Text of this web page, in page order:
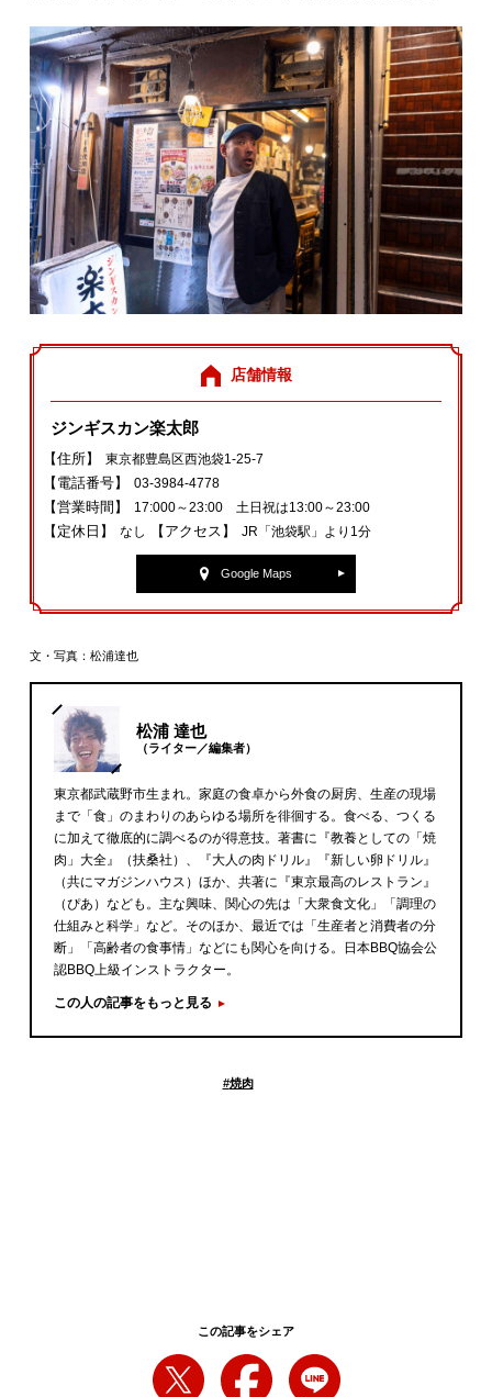
店舗情報
ジンギスカン楽太郎
【住所】 東京都豊島区西池袋1-25-7
【電話番号】 03-3984-4778
【営業時間】 17:000～23:00 土日祝は13:00～23:00
【定休日】 なし 【アクセス】 JR「池袋駅」より1分
Google Maps
文・写真：松浦達也
松浦 達也
（ライター／編集者）
東京都武蔵野市生まれ。家庭の食卓から外食の厨房、生産の現場
まで「食」のまわりのあらゆる場所を徘徊する。食べる、つくる
に加えて徹底的に調べるのが得意技。著書に『教養としての「焼
肉」大全』（扶桑社）、『大人の肉ドリル』『新しい卵ドリル』
（共にマガジンハウス）ほか、共著に『東京最高のレストラン』
（ぴあ）なども。主な興味、関心の先は「大衆食文化」「調理の
仕組みと科学」など。そのほか、最近では「生産者と消費者の分
断」「高齢者の食事情」などにも関心を向ける。日本BBQ協会公
認BBQ上級インストラクター。
この人の記事をもっと見る
#焼肉
この記事をシェア